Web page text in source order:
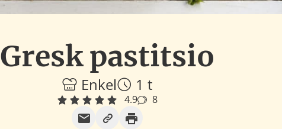
Gresk pastitsio
Enkel 1 t
4.9 8